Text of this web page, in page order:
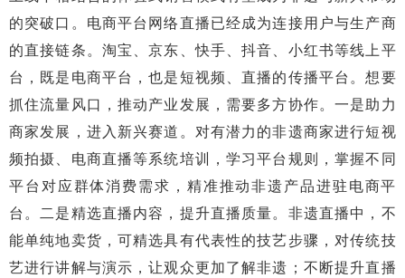
的突破口。电商平台网络直播已经成为连接用户与生产商
的直接链条。淘宝、京东、快手、抖音、小红书等线上平
台，既是电商平台，也是短视频、直播的传播平台。想要
抓住流量风口，推动产业发展，需要多方协作。一是助力
商家发展，进入新兴赛道。对有潜力的非遗商家进行短视
频拍摄、电商直播等系统培训，学习平台规则，掌握不同
平台对应群体消费需求，精准推动非遗产品进驻电商平
台。二是精选直播内容，提升直播质量。非遗直播中，不
能单纯地卖货，可精选具有代表性的技艺步骤，对传统技
艺进行讲解与演示，让观众更加了解非遗；不断提升直播